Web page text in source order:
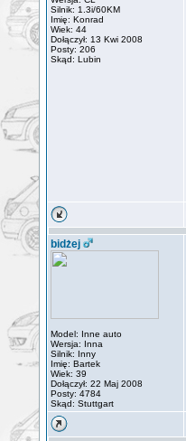
Silnik: 1.3i/60KM
Imię: Konrad
Wiek: 44
Dołączył: 13 Kwi 2008
Posty: 206
Skąd: Lubin
bidżej
Model: Inne auto
Wersja: Inna
Silnik: Inny
Imię: Bartek
Wiek: 39
Dołączył: 22 Maj 2008
Posty: 4784
Skąd: Stuttgart